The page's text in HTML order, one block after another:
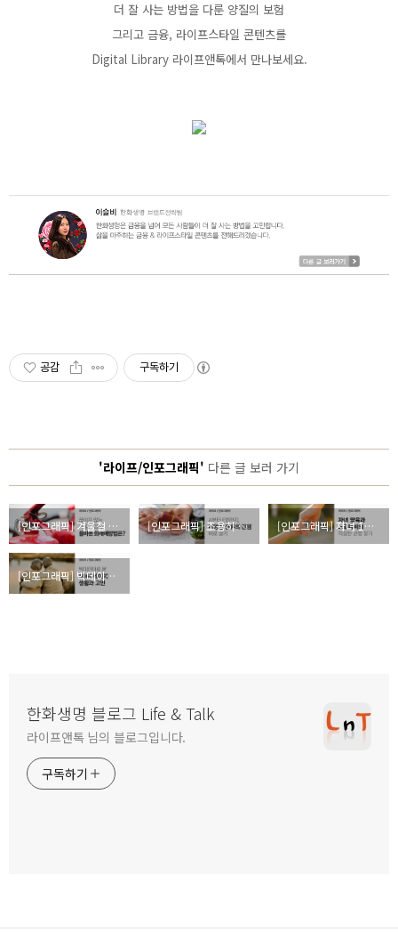
더 잘 사는 방법을 다룬 양질의 보험
그리고 금융, 라이프스타일 콘텐츠를
Digital Library 라이프앤톡에서 만나보세요.
공감 구독하기
'라이프/인포그래픽' 다른 글 보러 가기
[인포그래픽] 겨울철 화재 현황과 안전하게 겨울 나는 법 [인포그래픽] 조용히 건강을 위협하는 간염, 다양한 간염 종류와 예방법 알아보자 [인포그래픽] 자녀 1인당 양육비 4억 원, 노후 대비도 함께 할 수 있을까?
[인포그래픽] 빅데이터를 통해 본 50·60세대의 생활과 고민
한화생명 블로그 Life & Talk
라이프앤톡 님의 블로그입니다.
구독하기